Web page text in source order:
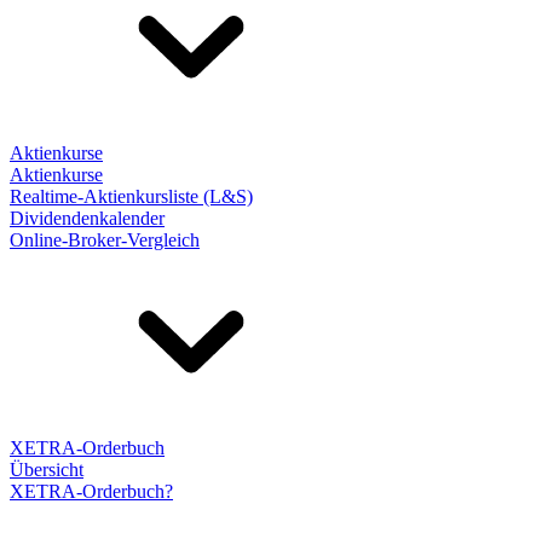
Aktienkurse
Aktienkurse
Realtime-Aktienkursliste (L&S)
Dividendenkalender
Online-Broker-Vergleich
XETRA-Orderbuch
Übersicht
XETRA-Orderbuch?